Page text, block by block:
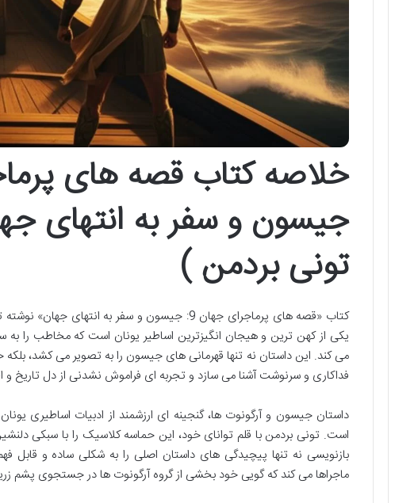
جیسون و سفر به انتهای
تونی بردمن )
کتاب «قصه های پرماجرای جهان 9: جیسون و سفر به
یکی از کهن ترین و هیجان انگیزترین اساطیر یونان است که مخاطب را
می کند. این داستان نه تنها قهرمانی های جیسون را به تصویر می کشد،
فداکاری و سرنوشت آشنا می سازد و تجربه ای فراموش نشدنی از دل تاریخ و
داستان جیسون و آرگونوت ها، گنجینه ای ارزشمند از ادبیات اساطیری
است. تونی بردمن با قلم توانای خود، این حماسه کلاسیک را با سبکی
بازنویسی نه تنها پیچیدگی های داستان اصلی را به شکلی ساده و قابل
ماجراها می کند که گویی خود بخشی از گروه آرگونوت ها در جستجوی پشم